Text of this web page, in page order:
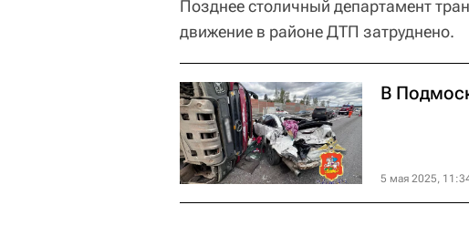
Позднее столичный департамент
движение в районе ДТП затруднено.
В
5 мая 2025,